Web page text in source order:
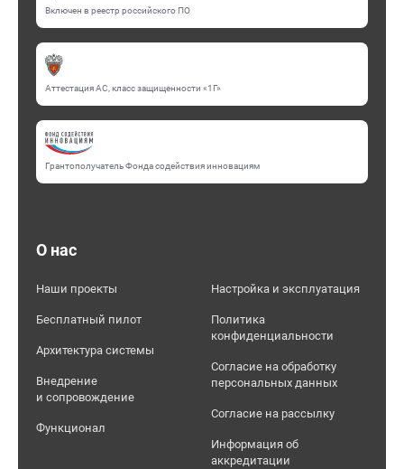
Включен в реестр российского ПО
Аттестация АС, класс защищенности «1Г»
Грантополучатель Фонда содействия инновациям
О нас
Наши проекты
Бесплатный пилот
Архитектура системы
Внедрение
и сопровождение
Функционал
Настройка и эксплуатация
Политика
конфиденциальности
Согласие на обработку
персональных данных
Согласие на рассылку
Информация об
аккредитации